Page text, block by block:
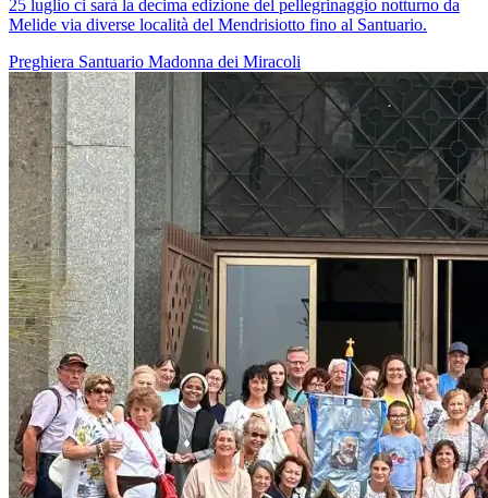
25 luglio ci sarà la decima edizione del pellegrinaggio notturno da
Melide via diverse località del Mendrisiotto fino al Santuario.
Preghiera Santuario Madonna dei Miracoli